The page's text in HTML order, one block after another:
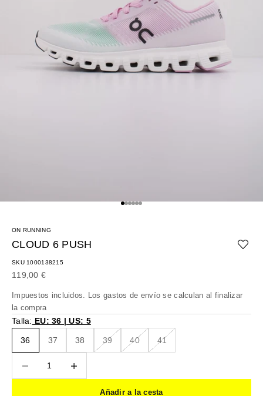
Ir al artículo 1
Ir al artículo 2
Ir al artículo 3
Ir al artículo 4
Ir al artículo 5
Ir al artículo 6
ON RUNNING
CLOUD 6 PUSH
SKU 1000138215
Precio de oferta
119,00 €
Impuestos incluidos. Los gastos de envío se calculan al finalizar
la compra
Talla: EU: 36 | US: 5
36 37 38 39 40 41
Añadir a la cesta